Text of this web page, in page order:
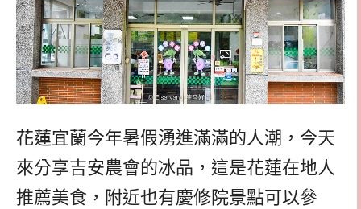
花蓮宜蘭今年暑假湧進滿滿的人潮，今天
來分享吉安農會的冰品，這是花蓮在地人
推薦美食，附近也有慶修院景點可以參